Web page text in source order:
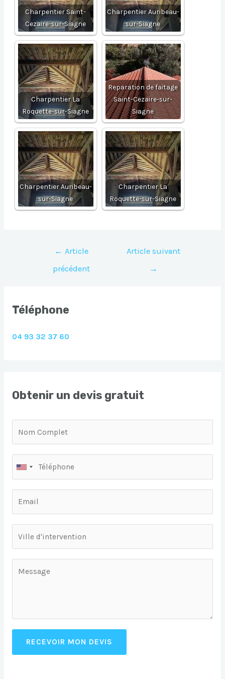
Charpentier Saint-
Cezaire-sur-Siagne
Charpentier Auribeau-
sur-Siagne
Charpentier La
Roquette-sur-Siagne
Reparation de faitage
Saint-Cezaire-sur-
Siagne
Charpentier Auribeau-
sur-Siagne
Charpentier La
Roquette-sur-Siagne
Navigation
l’article
← Article
précédent
Article suivant
→
Téléphone
04 93 32 37 60
Obtenir un devis gratuit
RECEVOIR MON DEVIS